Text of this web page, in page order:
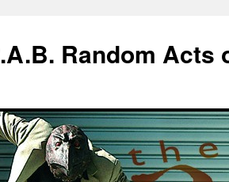
Random Acts